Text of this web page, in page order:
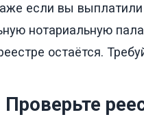
если вы
нотариальную
остаётся.